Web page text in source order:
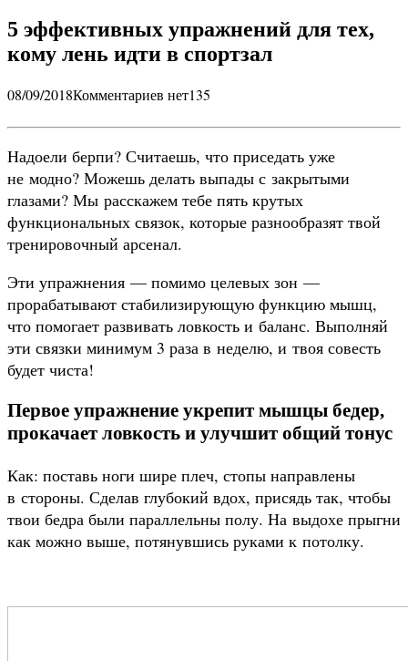
5 эффективных упражнений для тех,
кому лень идти в спортзал
08/09/2018Комментариев нет135
Надоели берпи? Считаешь, что приседать уже
не модно? Можешь делать выпады с закрытыми
глазами? Мы расскажем тебе пять крутых
функциональных связок, которые разнообразят твой
тренировочный арсенал.
Эти упражнения — помимо целевых зон —
прорабатывают стабилизирующую функцию мышц,
что помогает развивать ловкость и баланс. Выполняй
эти связки минимум 3 раза в неделю, и твоя совесть
будет чиста!
Первое упражнение укрепит мышцы бедер,
прокачает ловкость и улучшит общий тонус
Как: поставь ноги шире плеч, стопы направлены
в стороны. Сделав глубокий вдох, присядь так, чтобы
твои бедра были параллельны полу. На выдохе прыгни
как можно выше, потянувшись руками к потолку.